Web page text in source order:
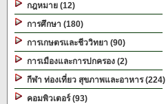
กฎหมาย (12)
การศึกษา (180)
การเกษตรและชีววิทยา (90)
การเมืองและการปกครอง (2)
กีฬา ท่องเที่ยว สุขภาพและอาหาร (224)
คอมพิวเตอร์ (93)